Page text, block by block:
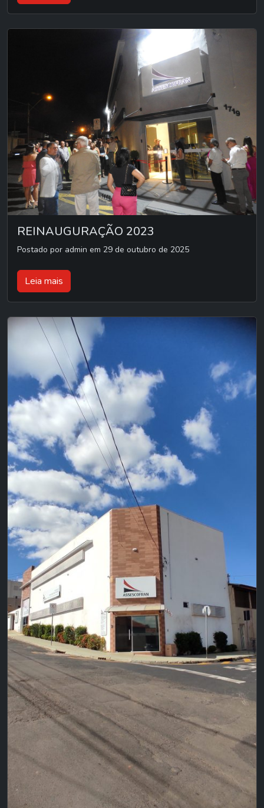
REINAUGURAÇÃO 2023
Postado por admin em 29 de outubro de 2025
Leia mais